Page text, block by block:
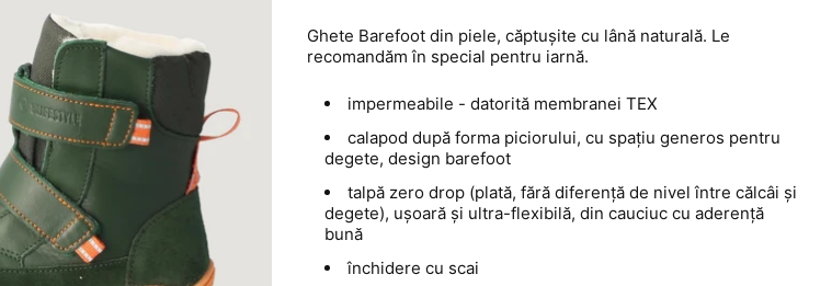
Ghete Barefoot din piele, căptușite cu lână naturală. Le
recomandăm în special pentru iarnă.
impermeabile - datorită membranei TEX
calapod după forma piciorului, cu spațiu generos pentru
degete, design barefoot
talpă zero drop (plată, fără diferență de nivel între călcâi și
degete), ușoară și ultra-flexibilă, din cauciuc cu aderență
bună
închidere cu scai